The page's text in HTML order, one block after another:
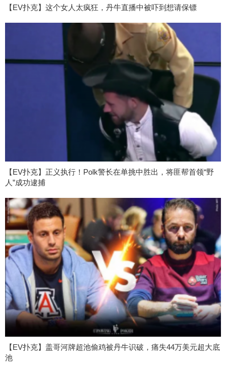
【EV扑克】这个女人太疯狂，丹牛直播中被吓到想请保镖
【EV扑克】正义执行！Polk警长在单挑中胜出，将匪帮首领“野
人”成功逮捕
【EV扑克】盖哥河牌超池偷鸡被丹牛识破，痛失44万美元超大底
池